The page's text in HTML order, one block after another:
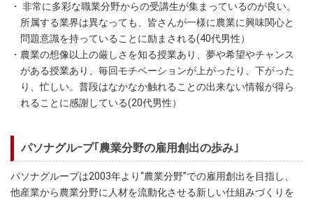
・ 非常に多彩な職業分野からの受講生が集まっているのが良い。
所属する業界は異なっても、皆さんが一様に農業に興味関心と
問題意識を持っていることに励まされる(40代男性）
・農業の想像以上の厳しさを知る授業あり、夢や希望やチャンス
がある授業あり、毎回モチベーションが上がったり、下がった
り、忙しい。普段はなかなか触れることの出来ない情報が得ら
れることに感謝している(20代男性）
パソナグルｰプ｢農業分野の雇用創出の歩み｣
パソナグループは2003年より“農業分野”での雇用創出を目指し、
他産業から農業分野に人材を流動化させる新しい仕組みづくりを